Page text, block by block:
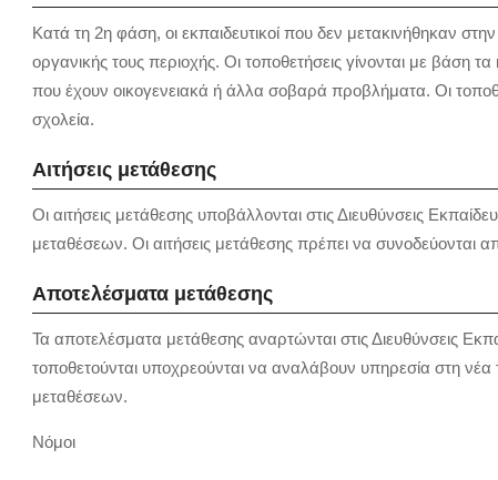
Κατά τη 2η φάση, οι εκπαιδευτικοί που δεν μετακινήθηκαν
οργανικής τους περιοχής. Οι τοποθετήσεις γίνονται με βάση
που έχουν οικογενειακά ή άλλα σοβαρά προβλήματα. Οι
σχολεία.
Αιτήσεις μετάθεσης
Οι αιτήσεις μετάθεσης υποβάλλονται στις Διευθύνσεις
μεταθέσεων. Οι αιτήσεις μετάθεσης πρέπει να συνοδεύονται
Αποτελέσματα μετάθεσης
Τα αποτελέσματα μετάθεσης αναρτώνται στις Διευθύνσεις
τοποθετούνται υποχρεούνται να αναλάβουν υπηρεσία στη
μεταθέσεων.
Νόμοι